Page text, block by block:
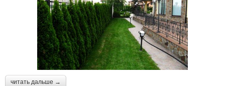
читать дальше →